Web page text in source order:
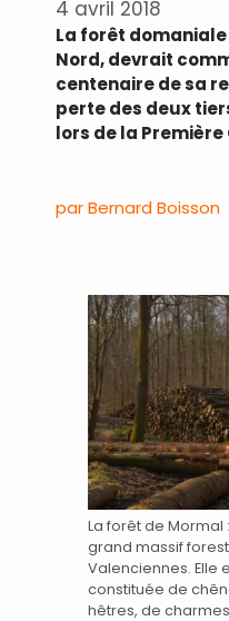
4 avril 2018
La forêt
Nord, devrait
centenaire de sa
perte des deux
lors de la
par Bernard Boisson
La forêt de Mormal
grand massif
Valenciennes. Elle
constituée de
hêtres, de